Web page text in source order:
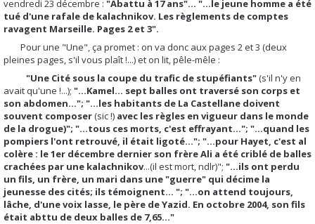
vendredi 23 décembre : "Abattu à 17 ans"... "...le jeune homme a été
tué d'une rafale de kalachnikov. Les règlements de comptes
ravagent Marseille. Pages 2 et 3".
Pour une "Une", ça promet : on va donc aux pages 2 et 3 (deux
pleines pages, s'il vous plaît !...) et on lit, pêle-mêle :
"Une Cité sous la coupe du trafic de stupéfiants" (s'il n'y en
avait qu'une !...); "...Kamel... sept balles ont traversé son corps et
son abdomen..."; "...les habitants de La Castellane doivent
souvent composer (sic !) avec les règles en vigueur dans le monde
de la drogue)"; "...tous ces morts, c'est effrayant..."; "...quand les
pompiers l'ont retrouvé, il était ligoté..."; "...pour Hayet, c'est al
colère : le 1er décembre dernier son frère Ali a été criblé de balles
crachées par une kalachnikov...(il est mort, ndlr)"; "...ils ont perdu
un fils, un frère, un mari dans une "guerre" qui décime la
jeunesse des cités; ils témoignent... "; "...on attend toujours,
lâche, d'une voix lasse, le père de Yazid. En octobre 2004, son fils
était abttu de deux balles de 7,65..."